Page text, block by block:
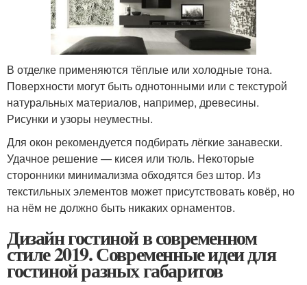
В отделке применяются тёплые или холодные тона.
Поверхности могут быть однотонными или с текстурой
натуральных материалов, например, древесины.
Рисунки и узоры неуместны.
Для окон рекомендуется подбирать лёгкие занавески.
Удачное решение — кисея или тюль. Некоторые
сторонники минимализма обходятся без штор. Из
текстильных элементов может присутствовать ковёр, но
на нём не должно быть никаких орнаментов.
Дизайн гостиной в современном
стиле 2019. Современные идеи для
гостиной разных габаритов